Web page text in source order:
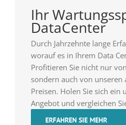
Ihr
DataCenter
Durch Jahrzehnte lange
worauf es in Ihrem Data
Profitieren Sie nicht nur
sondern auch von unseren
Preisen. Holen Sie sich ein
Angebot und vergleichen
ERFAHREN SIE MEHR